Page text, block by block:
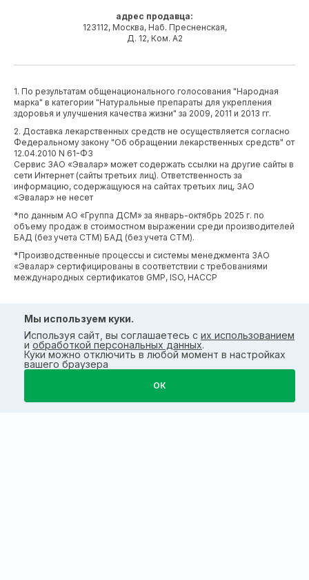
адрес продавца:
123112, Москва, Наб. Пресненская,
Д. 12, Ком. А2
1. По результатам общенационального голосования "Народная
марка" в категории "Натуральные препараты для укрепления
здоровья и улучшения качества жизни" за 2009, 2011 и 2013 гг.
2. Доставка лекарственных средств не осуществляется согласно
Федеральному закону "Об обращении лекарственных средств" от
12.04.2010 N 61-ФЗ
Сервис ЗАО «Эвалар» может содержать ссылки на другие сайты в
сети Интернет (сайты третьих лиц). Ответственность за
информацию, содержащуюся на сайтах третьих лиц, ЗАО
«Эвалар» не несет
*по данным АО «Группа ДСМ» за январь-октябрь 2025 г. по
объему продаж в стоимостном выражении среди производителей
БАД (без учета СТМ) БАД (без учета СТМ).
*Производственные процессы и системы менеджмента ЗАО
«Эвалар» сертифицированы в соответствии с требованиями
международных сертификатов GMP, ISO, HACCP
Мы используем куки.
Используя сайт, вы соглашаетесь с их использованием
и обработкой персональных данных.
Куки можно отключить в любой момент в настройках
вашего браузера
ОК